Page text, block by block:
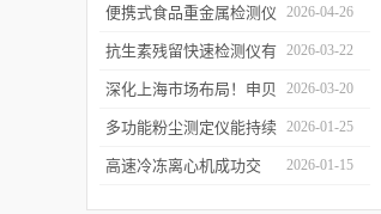
贝科学仪器粮油检测仪器
整装发往粮油站
便携式食品重金属检测仪
有哪些特点值得选择？
2026-04-26
抗生素残留快速检测仪有
哪些优势值得选择？
2026-03-22
深化上海市场布局！申贝
科学仪器水质在线监测仪
成功签约沪上客户
2026-03-20
多功能粉尘测定仪能持续
监测粉尘浓度，实时显示
2026-01-25
高速冷冻离心机成功交 2026-01-15